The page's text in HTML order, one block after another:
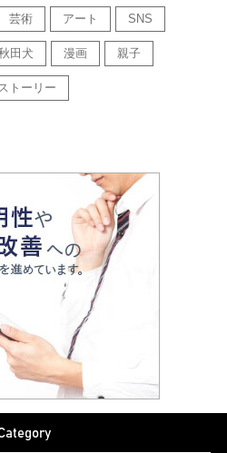
芸術 アート SNS
田犬 漫画 親子
トーリー